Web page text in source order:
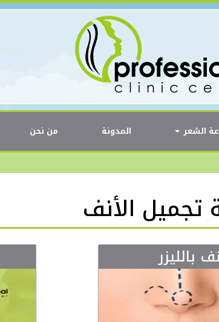
الشعر المدونة من نحن
تجميل الأنف
بالليزر